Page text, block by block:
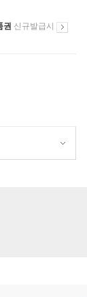
권 신규발급시